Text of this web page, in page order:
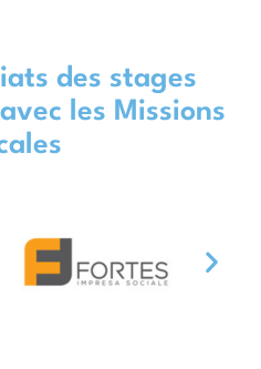
des stages
les Missions